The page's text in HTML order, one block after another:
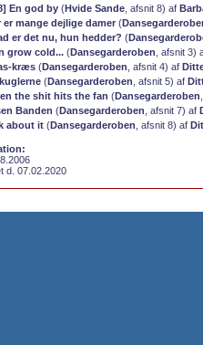
En god by (Hvide Sande , afsnit 8) af
er mange dejlige damer (
er det nu, hun hedder? (
grow cold... (Dansegarderoben , afsnit 3)
kræs (Dansegarderoben , afsnit 4) af
(Dansegarderoben , afsnit 5) af
the shit hits the fan (Dansegarderoben
Banden (Dansegarderoben , afsnit 7) af
about it (Dansegarderoben , afsnit 8) af
d. 07.02.2020